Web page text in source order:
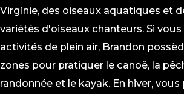
Virginie, des oiseaux aquatiques et
variétés d'oiseaux chanteurs. Si vous
activités de plein air, Brandon
zones pour pratiquer le canoë, la
randonnée et le kayak. En hiver, vous